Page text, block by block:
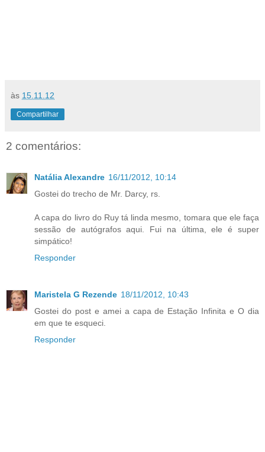
às 15.11.12
Compartilhar
2 comentários:
Natália Alexandre 16/11/2012, 10:14
Gostei do trecho de Mr. Darcy, rs.
A capa do livro do Ruy tá linda mesmo, tomara que ele faça
sessão de autógrafos aqui. Fui na última, ele é super
simpático!
Responder
Maristela G Rezende 18/11/2012, 10:43
Gostei do post e amei a capa de Estação Infinita e O dia
em que te esqueci.
Responder